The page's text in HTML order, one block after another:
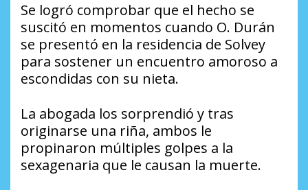
Se logró comprobar que el hecho se
suscitó en momentos cuando O. Durán
se presentó en la residencia de Solvey
para sostener un encuentro amoroso a
escondidas con su nieta.
La abogada los sorprendió y tras
originarse una riña, ambos le
propinaron múltiples golpes a la
sexagenaria que le causan la muerte.